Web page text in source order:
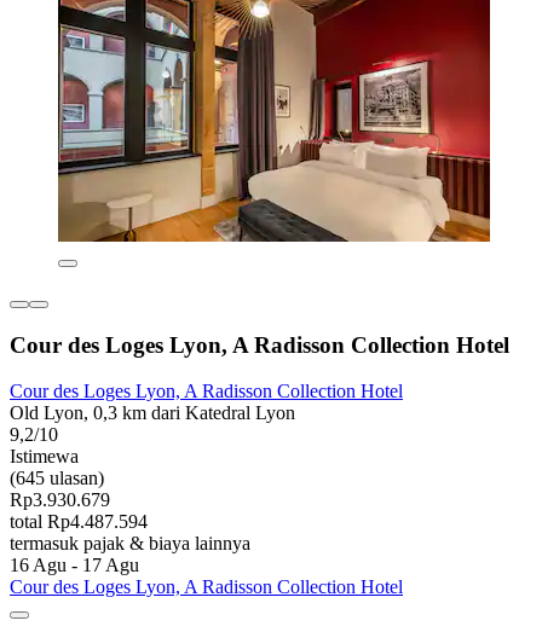
Cour des Loges Lyon, A Radisson Collection Hotel
Cour des Loges Lyon, A Radisson Collection Hotel
Old Lyon, 0,3 km dari Katedral Lyon
9,2/10
Istimewa
(645 ulasan)
Rp3.930.679
total Rp4.487.594
termasuk pajak & biaya lainnya
16 Agu - 17 Agu
Cour des Loges Lyon, A Radisson Collection Hotel